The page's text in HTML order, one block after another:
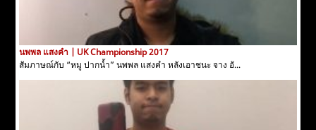
นพพล แสงคำ | UK Championship 2017
สัมภาษณ์กับ “หมู ปากน้ำ” นพพล แสงคำ หลังเอาชนะ จาง อั...